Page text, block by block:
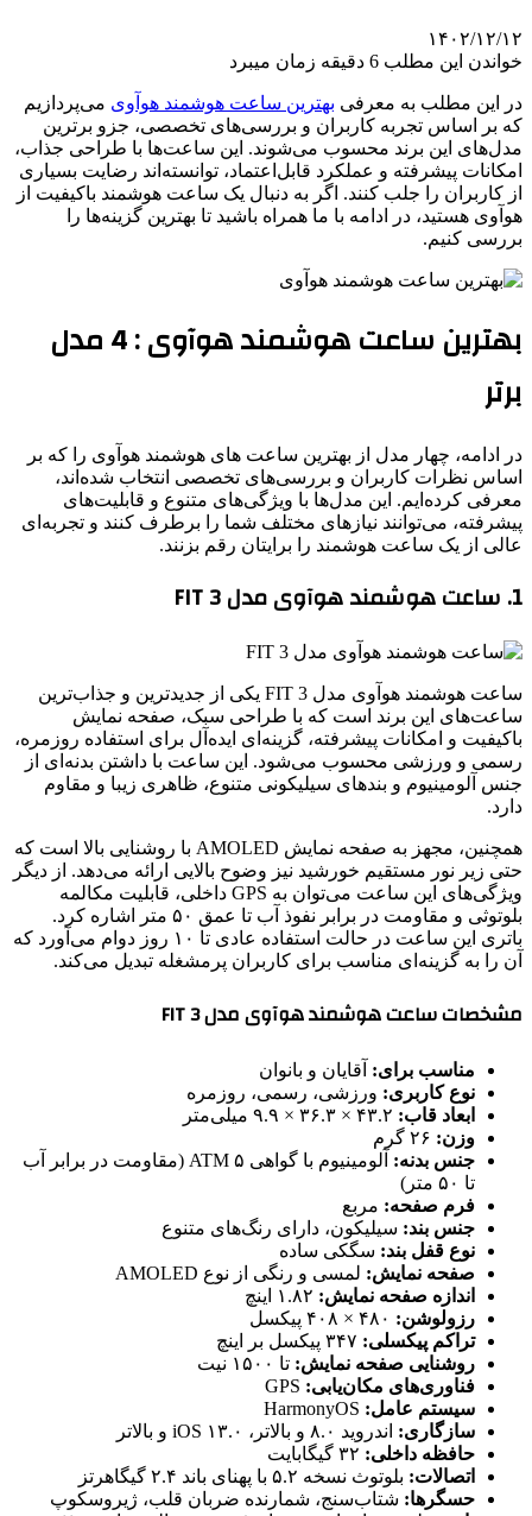
۱۴۰۲/۱۲/۱۲
خواندن این مطلب 6 دقیقه زمان میبرد
در این مطلب به معرفی بهترین ساعت هوشمند هوآوی می‌پردازیم
که بر اساس تجربه کاربران و بررسی‌های تخصصی، جزو برترین
مدل‌های این برند محسوب می‌شوند. این ساعت‌ها با طراحی جذاب،
امکانات پیشرفته و عملکرد قابل‌اعتماد، توانسته‌اند رضایت بسیاری
از کاربران را جلب کنند. اگر به دنبال یک ساعت هوشمند باکیفیت از
هوآوی هستید، در ادامه با ما همراه باشید تا بهترین گزینه‌ها را
بررسی کنیم.
بهترین ساعت هوشمند هوآوی : 4 مدل
برتر
در ادامه، چهار مدل از بهترین ساعت های هوشمند هوآوی را که بر
اساس نظرات کاربران و بررسی‌های تخصصی انتخاب شده‌اند،
معرفی کرده‌ایم. این مدل‌ها با ویژگی‌های متنوع و قابلیت‌های
پیشرفته، می‌توانند نیازهای مختلف شما را برطرف کنند و تجربه‌ای
عالی از یک ساعت هوشمند را برایتان رقم بزنند.
1. ساعت هوشمند هوآوی مدل FIT 3
ساعت هوشمند هوآوی مدل FIT 3 یکی از جدیدترین و جذاب‌ترین
ساعت‌های این برند است که با طراحی سبک، صفحه نمایش
باکیفیت و امکانات پیشرفته، گزینه‌ای ایده‌آل برای استفاده روزمره،
رسمی و ورزشی محسوب می‌شود. این ساعت با داشتن بدنه‌ای از
جنس آلومینیوم و بندهای سیلیکونی متنوع، ظاهری زیبا و مقاوم
دارد.
همچنین، مجهز به صفحه نمایش AMOLED با روشنایی بالا است که
حتی زیر نور مستقیم خورشید نیز وضوح بالایی ارائه می‌دهد. از دیگر
ویژگی‌های این ساعت می‌توان به GPS داخلی، قابلیت مکالمه
بلوتوثی و مقاومت در برابر نفوذ آب تا عمق ۵۰ متر اشاره کرد.
باتری این ساعت در حالت استفاده عادی تا ۱۰ روز دوام می‌آورد که
آن را به گزینه‌ای مناسب برای کاربران پرمشغله تبدیل می‌کند.
مشخصات ساعت هوشمند هوآوی مدل FIT 3
مناسب برای: آقایان و بانوان
نوع کاربری: ورزشی، رسمی، روزمره
ابعاد قاب:
وزن:
جنس بدنه:
آلومینیوم با گواهی ۵ ATM (مقاومت در برابر آب
تا ۵۰ متر)
فرم صفحه: مربع
جنس بند: سیلیکون، دارای رنگ‌های متنوع
نوع قفل بند: سگکی ساده
صفحه نمایش: لمسی و رنگی از نوع AMOLED
اندازه صفحه نمایش:
رزولوشن:
تراکم پیکسلی:
روشنایی صفحه نمایش: تا ۱۵۰۰ نیت
فناوری‌های مکان‌یابی:
سیستم عامل:
سازگاری: اندروید ۸.۰ و بالاتر، iOS ۱۳.۰ و بالاتر
حافظه داخلی:
اتصالات: بلوتوث نسخه ۵.۲ با پهنای باند ۲.۴ گیگاهرتز
حسگرها: شتاب‌سنج، شمارنده ضربان قلب، ژیروسکوپ